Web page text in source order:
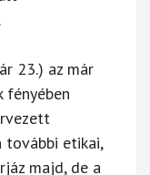
23.) az már
fényében
további etikai,
majd, de a